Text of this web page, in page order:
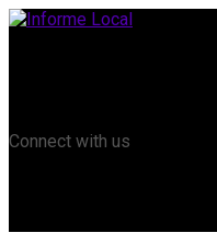
Connect with us